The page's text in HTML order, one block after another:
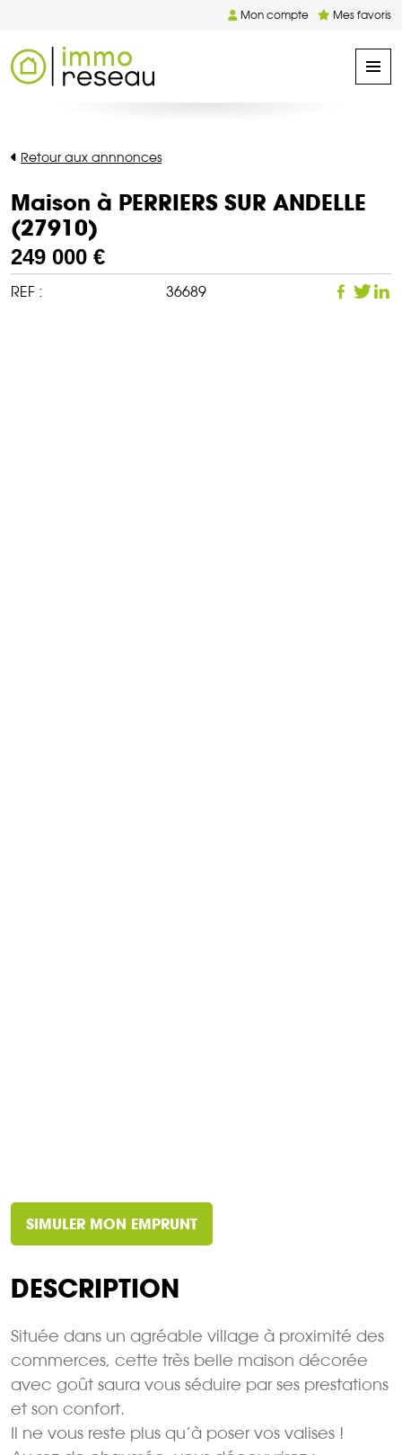
Mon compte Mes favoris
Retour aux annnonces
Maison à PERRIERS SUR ANDELLE
(27910)
249 000 €
REF : 36689
SIMULER MON EMPRUNT
DESCRIPTION
Située dans un agréable village à proximité des
commerces, cette très belle maison décorée
avec goût saura vous séduire par ses prestations
et son confort.
Il ne vous reste plus qu’à poser vos valises !